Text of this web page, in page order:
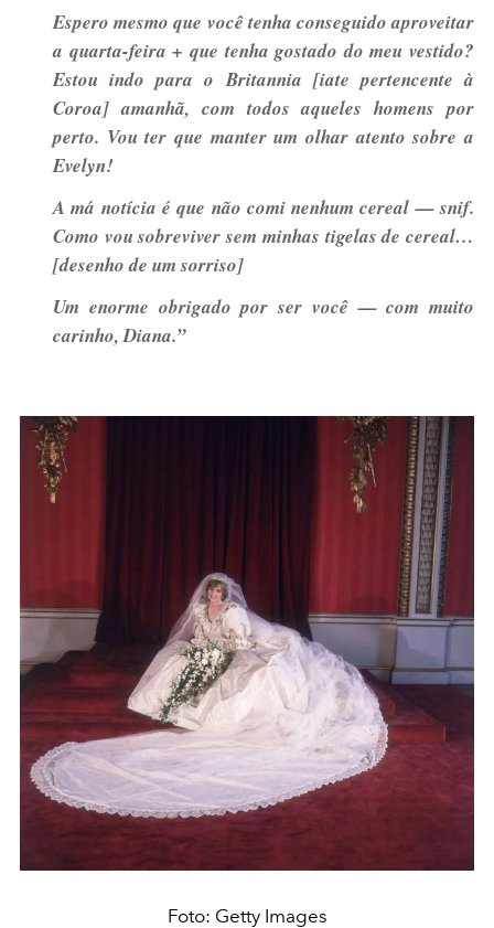
Espero mesmo que você tenha conseguido aproveitar
a quarta-feira + que tenha gostado do meu vestido?
Estou indo para o Britannia [iate pertencente à
Coroa] amanhã, com todos aqueles homens por
perto. Vou ter que manter um olhar atento sobre a
Evelyn!
A má notícia é que não comi nenhum cereal — snif.
Como vou sobreviver sem minhas tigelas de cereal…
[desenho de um sorriso]
Um enorme obrigado por ser você — com muito
carinho, Diana.”
Foto: Getty Images